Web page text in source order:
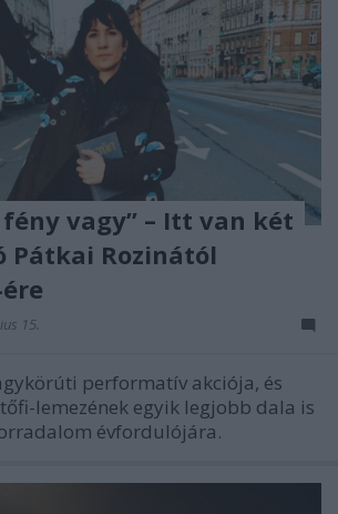
fény vagy” – Itt van két
Pátkai Rozinától
15.
performatív akciója, és
lemezének egyik legjobb dala is
évfordulójára.